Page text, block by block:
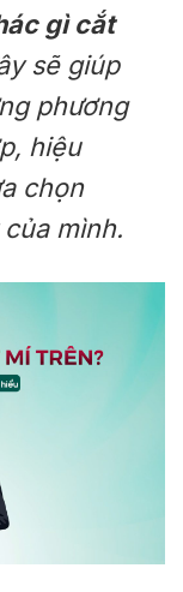
gì cắt
sẽ giúp
phương
hiệu
chọn
mình.